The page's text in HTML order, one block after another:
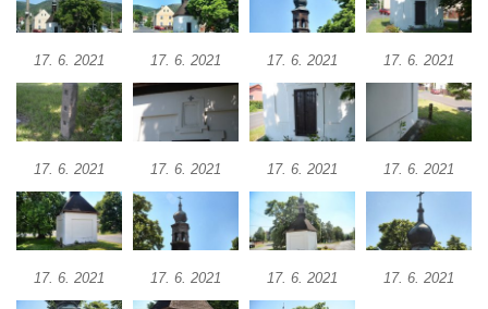
Křížová cesta Římov – XXI. kaple –
Veronika potkává Ježíše a utírá mu do své
roušky pot z tváře
Křížová cesta Římov – XIX. kaple – Kristus
kříž nesoucí potkává Pannu Marii
Křížová cesta Římov – XVIII. kaple – Na
17. 6. 2021 17. 6. 2021 17. 6. 2021 17. 6. 2021
17. 6. 2021 17. 6. 2021 17. 6. 2021 17. 6. 2021
17. 6. 2021 17. 6. 2021 17. 6. 2021 17. 6. 2021